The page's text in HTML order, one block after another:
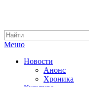
Меню
Новости
Анонс
Хроника